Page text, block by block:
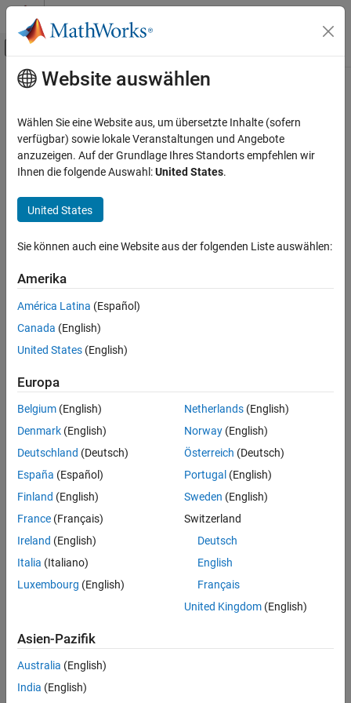
Weiter zum Inhalt
Umschaltung für Off-Canvas-
Startseite der Dokumentation
MATLAB Coder
Code Generation
Code Generation Fundamentals
Configuring Code Generation
declarations
Description
Properties
Programmatic Use
Hauptinhalt
Preserve extern keyword in function
declarations
Preservation of theexternkeyword in function declarations
Description
App Configuration Pane:
Whether the declarations of external functions produced by the
code generator include the
Settings
This value is the default value.
The code generator includes the
keyword in declarations
for external functions.
Off
The code generator removes the
extern
keyword from function
declarations.
Programmatic Use
Property:PreserveExternInFcnDecls
Values:true|false
Introduced in R2011a
See Also
Website auswählen
Wählen Sie eine Website aus, um übersetzte Inhalte (sofern
verfügbar) sowie lokale Veranstaltungen und Angebote
anzuzeigen. Auf der Grundlage Ihres Standorts empfehlen wir
Ihnen die folgende Auswahl:United States.
United States
Sie können auch eine Website aus der folgenden Liste auswählen:
Amerika
América Latina (Español)
Canada (English)
United States (English)
Europa
Belgium (English)
Denmark (English)
Deutschland (Deutsch)
España (Español)
Finland (English)
France (Français)
Ireland (English)
Italia (Italiano)
Luxembourg (English)
Netherlands(English)
Norway(English)
Österreich (Deutsch)
Portugal (English)
Sweden (English)
Switzerland
Deutsch
English
Français
United Kingdom(English)
Asien-Pazifik
Australia (English)
India (English)